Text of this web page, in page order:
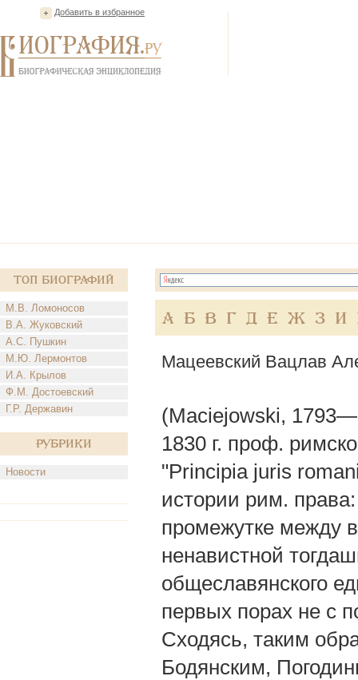
Добавить в избранное
Топ Биографий
М.В. Ломоносов
В.А. Жуковский
А.С. Пушкин
М.Ю. Лермонтов
И.А. Крылов
Ф.М. Достоевский
Г.Р. Державин
Рубрики
Новости
А Б В Г Д Е Ж З И
Мацеевский Вацлав
(Маciejowski,
1830 г. проф.
"Principia juris
истории рим.
промежутке между
ненавистной
общеславянского
первых порах не с
Сходясь, таким
Бодянским,